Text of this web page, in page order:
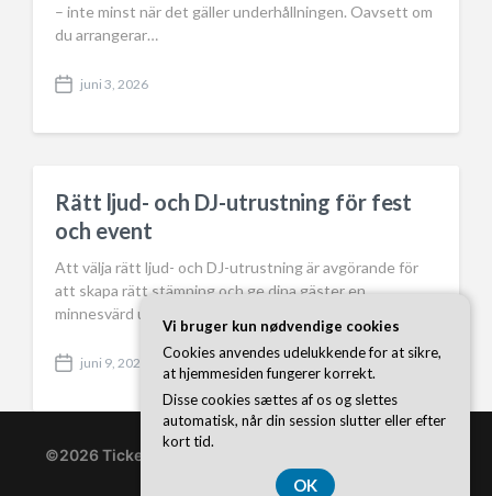
– inte minst när det gäller underhållningen. Oavsett om
du arrangerar…
P
s
a
t
e
juni 3, 2026
Rätt ljud- och DJ-utrustning för fest
och event
Att välja rätt ljud- och DJ-utrustning är avgörande för
att skapa rätt stämning och ge dina gäster en
minnesvärd upplevelse…
P
s
d
juni 9, 2026
©2026 Ticketonline.se
WordPress Themes
Vi bruger kun nødvendige cookies
Cookies anvendes udelukkende for at sikre,
at hjemmesiden fungerer korrekt.
Disse cookies sættes af os og slettes
automatisk, når din session slutter eller efter
kort tid.
OK